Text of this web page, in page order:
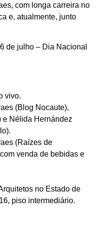
com longa carreira no
e, atualmente, junto
de julho – Dia Nacional
vivo.
(Blog Nocaute),
e Nélida Hernández
(Raízes de
venda de bebidas e
no Estado de
piso intermediário.